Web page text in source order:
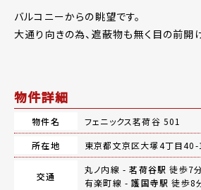
バルコニーからの眺望です。
大通り向きの為、遮蔽物も無く目の前開
物件詳細
物件名
フェニックス茗荷谷 501
所在地
東京都文京区大塚4丁目
交通
丸ノ内線 -茗荷谷駅 徒歩7
有楽町線 -護国寺駅 徒歩8